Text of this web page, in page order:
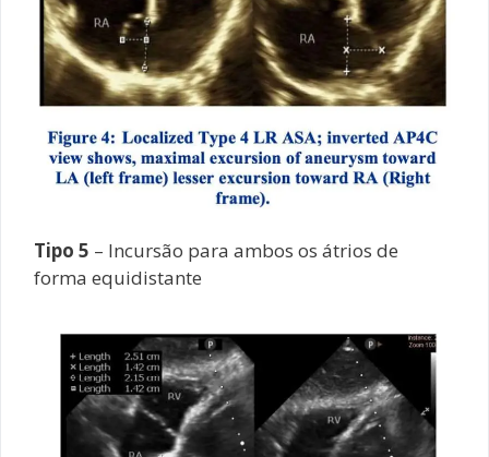
Tipo 5 – Incursão para ambos os átrios de
forma equidistante